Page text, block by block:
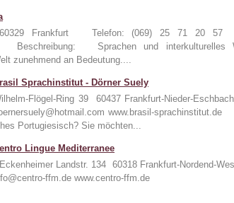
Frankfurt Telefon: (069) 25 71 20 57
Sprachen und interkulturelles
zunehmend an Bedeutung....
Sprachinstitut - Dörner Suely
Flögel-Ring 39 60437 Frankfurt-Nieder-
www.brasil-
Portugiesisch? Sie möchten...
Lingue Mediterranee
Landstr. 134 60318 Frankfurt-Nordend-
ffm.de www.centro-ffm.de